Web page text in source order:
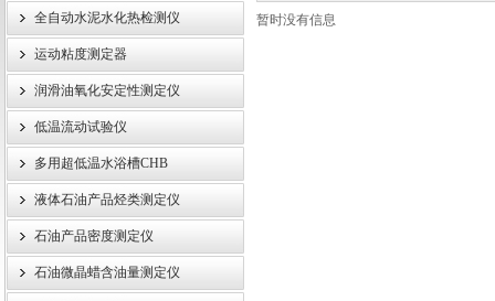
武汉伊特仪器有限公司
全自动水泥水化热检测仪
运动粘度测定器
润滑油氧化安定性测定仪
低温流动试验仪
多用超低温水浴槽CHB
液体石油产品烃类测定仪
石油产品密度测定仪
石油微晶蜡含油量测定仪
暂时没有信息